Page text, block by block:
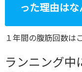
った理由はな
１年間の腹筋回数は
ランニング中